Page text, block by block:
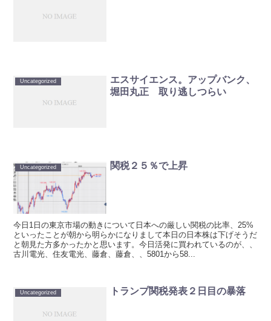
Uncategorized
エスサイエンス。アップバンク、
堀田丸正 取り逃しつらい
Uncategorized 関税２５％で上昇
今日1日の東京市場の動きについて日本への厳しい関税の比率、25%
といったことが朝から明らかになりまして本日の日本株は下げそうだ
と朝見た方多かったかと思います。今日活発に買われているのが、、
古川電光、住友電光、藤倉、藤倉、、5801から58...
Uncategorized トランプ関税発表２日目の暴落